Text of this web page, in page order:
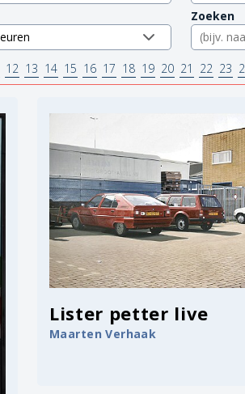
Zoeken
12 13 14 15 16 17 18 19 20 21 22 23
Lister petter live
Maarten Verhaak